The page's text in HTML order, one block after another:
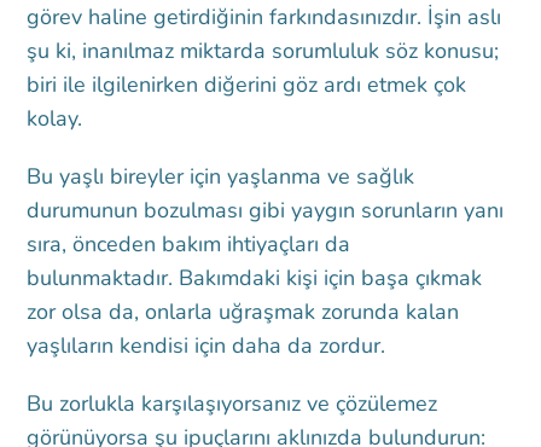
görev haline getirdiğinin farkındasınızdır. İşin aslı
şu ki, inanılmaz miktarda sorumluluk söz konusu;
biri ile ilgilenirken diğerini göz ardı etmek çok
kolay.
Bu yaşlı bireyler için yaşlanma ve sağlık
durumunun bozulması gibi yaygın sorunların yanı
sıra, önceden bakım ihtiyaçları da
bulunmaktadır. Bakımdaki kişi için başa çıkmak
zor olsa da, onlarla uğraşmak zorunda kalan
yaşlıların kendisi için daha da zordur.
Bu zorlukla karşılaşıyorsanız ve çözülemez
görünüyorsa şu ipuçlarını aklınızda bulundurun: